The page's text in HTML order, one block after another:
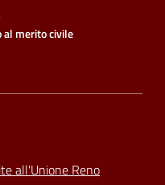
al merito civile
all'Unione Reno